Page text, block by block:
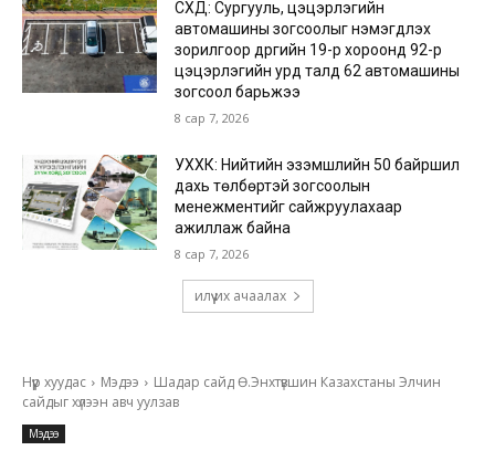
СХД: Сургууль, цэцэрлэгийн
автомашины зогсоолыг нэмэгдүүлэх
зорилгоор дүүргийн 19-р хороонд 92-р
цэцэрлэгийн урд талд 62 автомашины
зогсоол барьжээ
8 сар 7, 2026
УХХК: Нийтийн эзэмшлийн 50 байршил
дахь төлбөртэй зогсоолын
менежментийг сайжруулахаар
ажиллаж байна
8 сар 7, 2026
илүү их ачаалах